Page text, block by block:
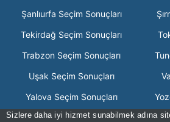
Sizlere daha iyi hizmet sunabilmek adına
Şanlıurfa Seçim Sonuçları
Tekirdağ Seçim Sonuçları
Trabzon Seçim Sonuçları
Uşak Seçim Sonuçları
Yalova Seçim Sonuçları
Zonguldak Seçim Sonuçları